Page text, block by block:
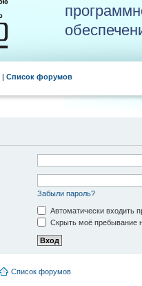
| Список форумов
Забыли пароль?
Автоматически входить
Скрыть моё пребывание
Список форумов